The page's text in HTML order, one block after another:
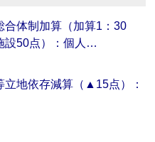
合体制加算（加算1：30
設50点）：個人…
立地依存減算（▲15点）：